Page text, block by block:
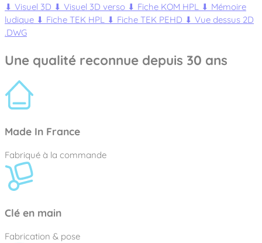
⬇ Visuel 3D ⬇ Visuel 3D verso ⬇ Fiche KOM HPL ⬇ Mémoire
ludique ⬇ Fiche TEK HPL ⬇ Fiche TEK PEHD ⬇ Vue dessus 2D
.DWG
Une qualité reconnue depuis 30 ans
Made In France
Fabriqué à la commande
Clé en main
Fabrication & pose